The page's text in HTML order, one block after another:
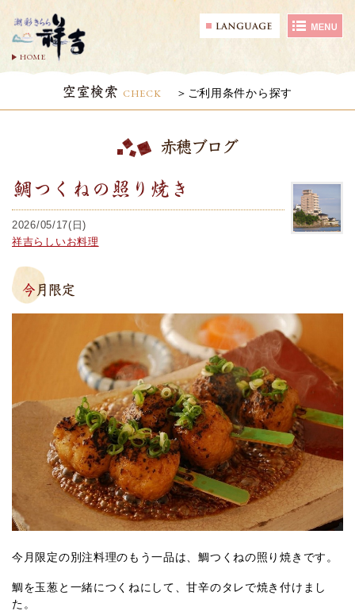
HOME
空室検索 CHECK ご利用条件から探す
赤穂ブログ
鯛つくねの照り焼き
2026/05/17(日)
祥吉らしいお料理
今月限定
今月限定の別注料理のもう一品は、鯛つくねの照り焼きです。
鯛を玉葱と一緒につくねにして、甘辛のタレで焼き付けまし
た。